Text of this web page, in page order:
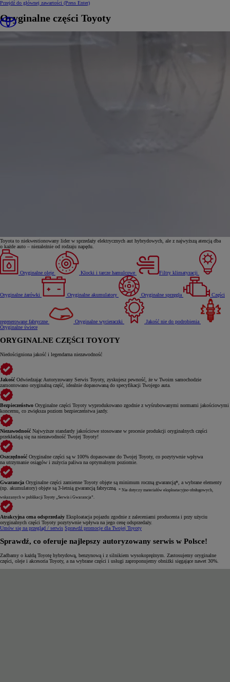
Przejdź do głównej zawartości (Press Enter)
Oryginalne części Toyoty
Toyota to niekwestionowany lider w sprzedaży elektrycznych aut hybrydowych, ale z najwyższą atencją dba
o każde auto – niezależnie od rodzaju napędu.
Oryginalne oleje Klocki i tarcze hamulcowe Filtry klimatyzacji
Oryginalne żarówki Oryginalne akumulatory Oryginalne sprzęgła Części
regenerowane fabryczne Oryginalne wycieraczki
Jakość nie do podrobienia
Oryginalne świece
ORYGINALNE CZĘŚCI TOYOTY
Niedościgniona jakość i legendarna niezawodność
Jakość Odwiedzając Autoryzowany Serwis Toyoty, zyskujesz pewność, że w Twoim samochodzie
zamontowano oryginalną część, idealnie dopasowaną do specyfikacji Twojego auta.
Bezpieczeństwo Oryginalne części Toyoty wyprodukowano zgodnie z wyśrubowanymi normami jakościowymi
koncernu, co zwiększa poziom bezpieczeństwa jazdy.
Niezawodność Najwyższe standardy jakościowe stosowane w procesie produkcji oryginalnych części
przekładają się na niezawodność Twojej Toyoty!
Oszczędność Oryginalne części są w 100% dopasowane do Twojej Toyoty, co pozytywnie wpływa
na utrzymanie osiągów i zużycia paliwa na optymalnym poziomie.
Gwarancja Oryginalne części zamienne Toyoty objęte są minimum roczną gwarancją*, a wybrane elementy
(np. akumulatory) objęte są 3-letnią gwarancją fabryczną.
* Nie dotyczy materiałów eksploatacyjno-obsługowych,
wskazanych w publikacji Toyoty „Serwis i Gwarancja”.
Atrakcyjna cena odsprzedaży Eksploatacja pojazdu zgodnie z zaleceniami producenta i przy użyciu
oryginalnych części Toyoty pozytywnie wpływa na jego cenę odsprzedaży.
Umów się na przegląd / serwis Sprawdź promocje dla Twojej Toyoty
Sprawdź, co oferuje najlepszy autoryzowany serwis w Polsce!
Zadbamy o każdą Toyotę hybrydową, benzynową i z silnikiem wysokoprężnym. Zastosujemy oryginalne
części, oleje i akcesoria Toyoty, a na wybrane części i usługi zaproponujemy obniżki sięgające nawet 30%.